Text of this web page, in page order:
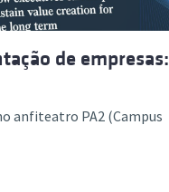
de empresas:
anfiteatro PA2 (Campus